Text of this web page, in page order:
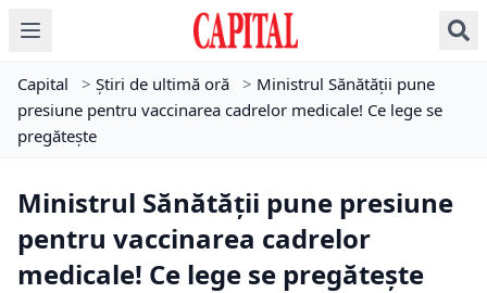
Capital > Știri de ultimă oră > Ministrul Sănătății pune
presiune pentru vaccinarea cadrelor medicale! Ce lege se
pregătește
Ministrul Sănătății pune presiune
pentru vaccinarea cadrelor
medicale! Ce lege se pregătește